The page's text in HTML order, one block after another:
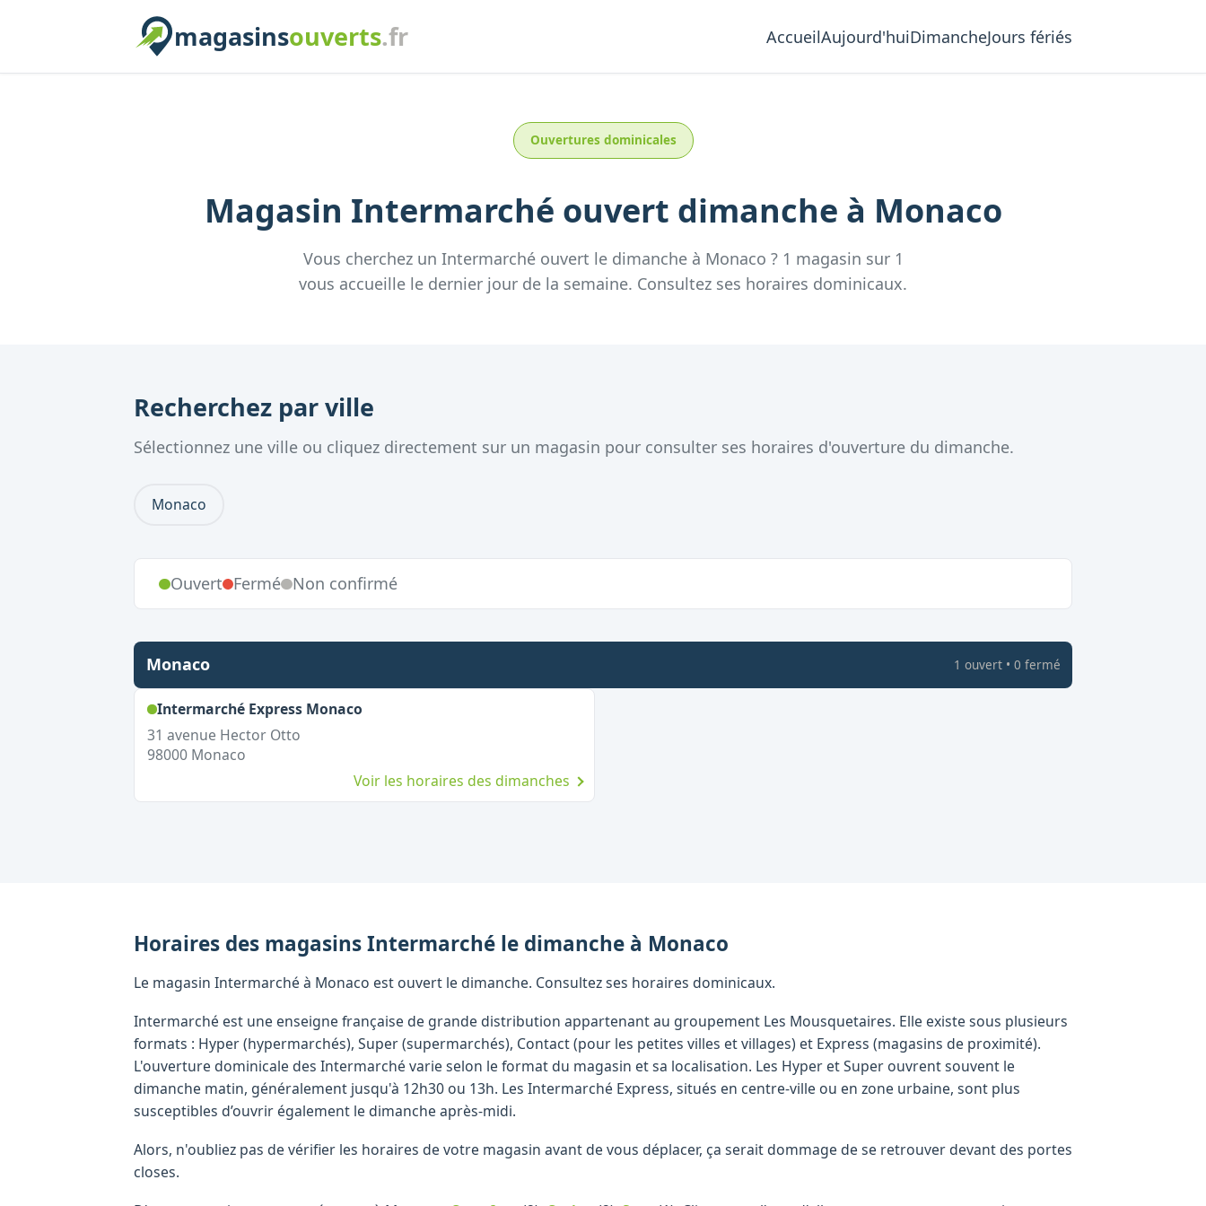
magasinsouverts.fr AccueilAujourd'huiDimancheJours fériés
Ouvertures dominicales
Magasin Intermarché ouvert dimanche à Monaco
Vous cherchez un Intermarchéouvert le dimanche à Monaco ? 1 magasin sur 1
vous accueille le dernier jour de la semaine. Consultez ses horaires dominicaux.
Recherchez par ville
Sélectionnez une ville ou cliquez directement sur un magasin pour consulter ses horaires d'ouverture du dimanche.
Monaco
Ouvert Fermé Non confirmé
Monaco 1 ouvert• 0 fermé
Intermarché Express Monaco,
31 avenue Hector Otto
98000 Monaco
Voir les horaires des dimanches
Horaires des magasinsIntermarché le dimanche à Monaco
Le magasin Intermarché à Monaco est ouvert le dimanche. Consultez ses horaires dominicaux.
Intermarché est une enseigne française de grande distribution appartenant au groupement Les Mousquetaires. Elle existe sous plusieurs
formats : Hyper (hypermarchés), Super (supermarchés), Contact (pour les petites villes et villages) et Express (magasins de proximité).
L'ouverture dominicale des Intermarché varie selon le format du magasin et sa localisation. Les Hyper et Super ouvrent souvent le
dimanche matin, généralement jusqu'à 12h30 ou 13h. Les Intermarché Express, situés en centre-ville ou en zone urbaine, sont plus
susceptibles d’ouvrir également le dimanche après-midi.
Alors, n'oubliez pas de vérifier les horaires de votre magasin avant de vous déplacer, ça serait dommage de se retrouver devant des portes
closes.